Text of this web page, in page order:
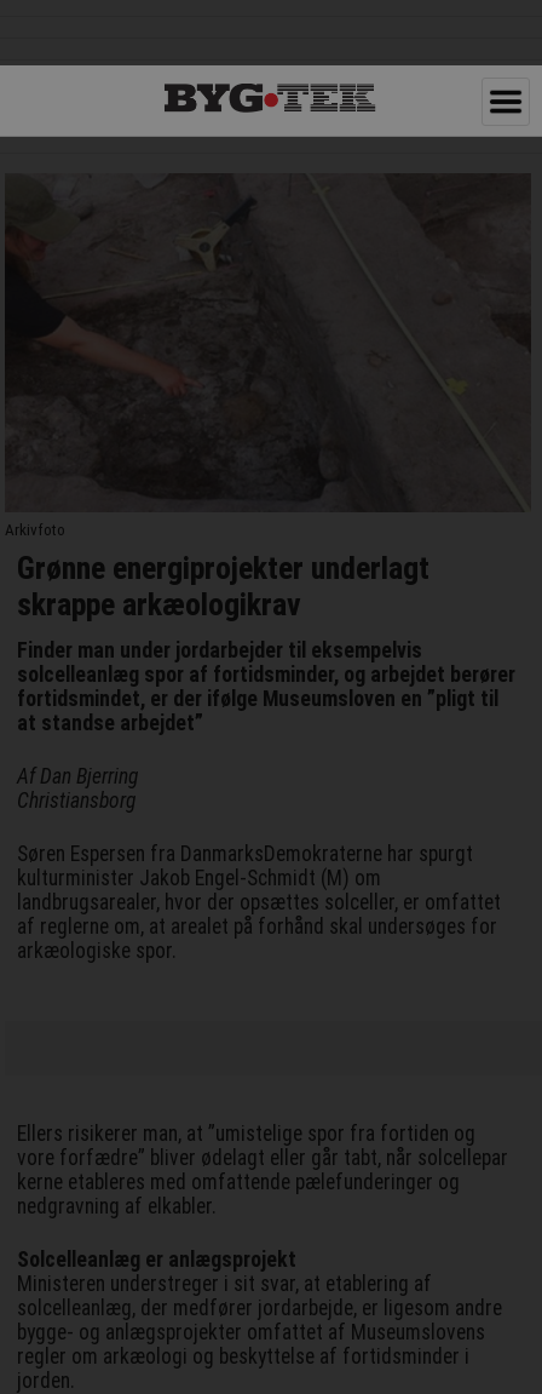
Arkivfoto
Grønne energiprojekter underlagt
skrappe arkæologikrav
Finder man under jordarbejder til eksempelvis
solcelleanlæg spor af fortidsminder, og arbejdet berører
fortidsmindet, er der ifølge Museumsloven en ”pligt til
at standse arbejdet”
Af Dan Bjerring
Christiansborg
Søren Espersen fra DanmarksDemokraterne har spurgt
kulturminister Jakob Engel-Schmidt (M) om
landbrugsarealer, hvor der opsættes solceller, er omfattet
af reglerne om, at arealet på forhånd skal undersøges for
arkæologiske spor.
Ellers risikerer man, at ”umistelige spor fra fortiden og
vore forfædre” bliver ødelagt eller går tabt, når solcellepar
kerne etableres med omfattende pælefunderinger og
nedgravning af elkabler.
Solcelleanlæg er anlægsprojekt
Ministeren understreger i sit svar, at etablering af
solcelleanlæg, der medfører jordarbejde, er ligesom andre
bygge- og anlægsprojekter omfattet af Museumslovens
regler om arkæologi og beskyttelse af fortidsminder i
jorden.